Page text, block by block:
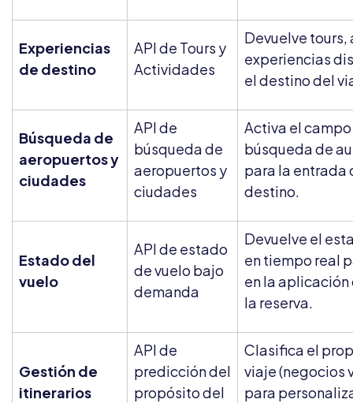
Experiencias
de destino
API de Tours y
Actividades
Devuelve
experiencias
el destino del
Búsqueda de
aeropuertos y
ciudades
API de
búsqueda de
aeropuertos y
ciudades
Activa el
búsqueda de
para la entrada
destino.
Estado del
vuelo
API de estado
de vuelo bajo
demanda
Devuelve el
en tiempo real
en la
la reserva.
Gestión de
itinerarios
API de
predicción del
propósito del
Clasifica el
viaje (negocios
para